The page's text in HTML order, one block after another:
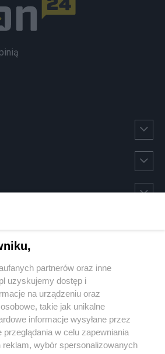
partnerów oraz inne
uzyskujemy dostęp i
na urządzeniu oraz
takie jak unikalne
informacje wysyłane przez
przeglądania w celu zapewniania
wybór spersonalizowanych